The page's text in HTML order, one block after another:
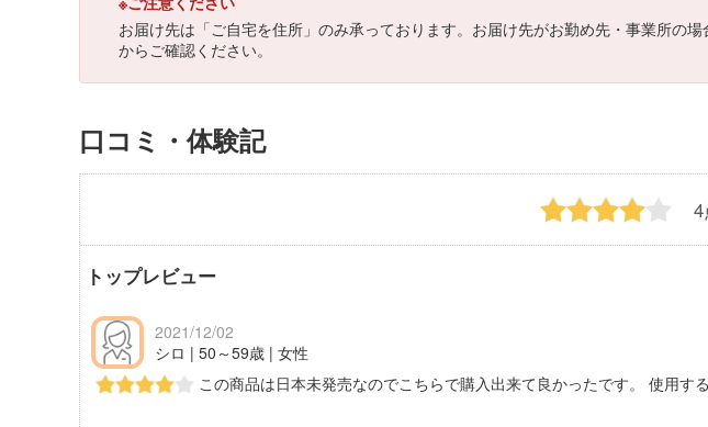
お届け先は「ご自宅を住所」のみ承っております。お届け先がお勤め先・事業所の
からご確認ください。
口コミ・体験記
トップレビュー
2021/12/02
シロ | 50～59歳 | 女性
この商品は日本未発売なのでこちらで購入出来て良かったです。 使用す